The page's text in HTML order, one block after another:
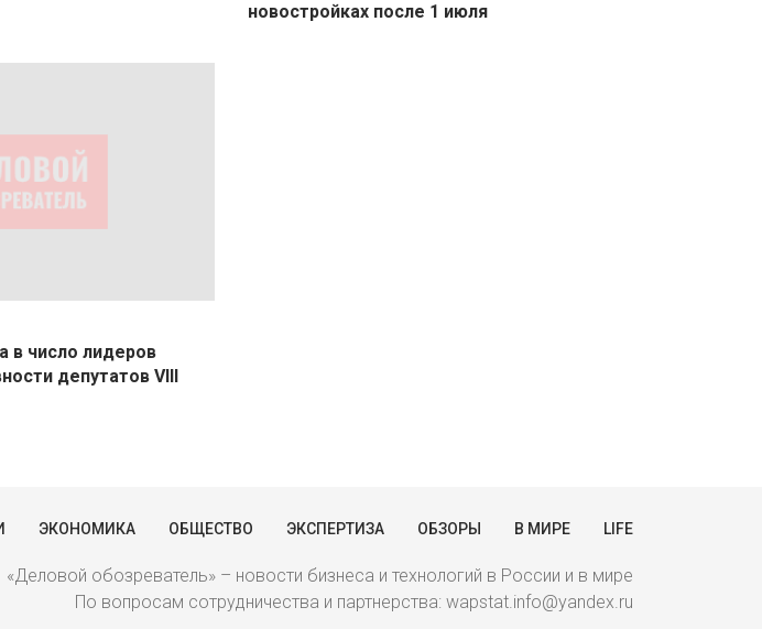
новостройках после 1 июля
в число лидеров
депутатов VIII
ЭКОНОМИКА ОБЩЕСТВО ЭКСПЕРТИЗА ОБЗОРЫ В МИРЕ LIFE
«Деловой обозреватель» – новости бизнеса и технологий в России и в мире
По вопросам сотрудничества и партнерства: wapstat.info@yandex.ru